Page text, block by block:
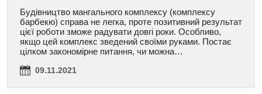
Будівництво мангального комплексу (комплексу
барбекю) справа не легка, проте позитивний результат
цієї роботи зможе радувати довгі роки. Особливо,
якщо цей комплекс зведений своїми руками. Постає
цілком закономірне питання, чи можна…
09.11.2021